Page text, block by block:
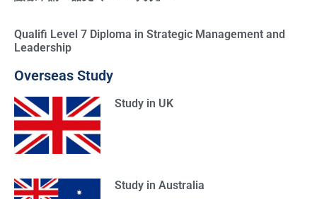
Qualifi Level 7 Diploma in Strategic Management and
Leadership
Overseas Study
Study in UK
Study in Australia